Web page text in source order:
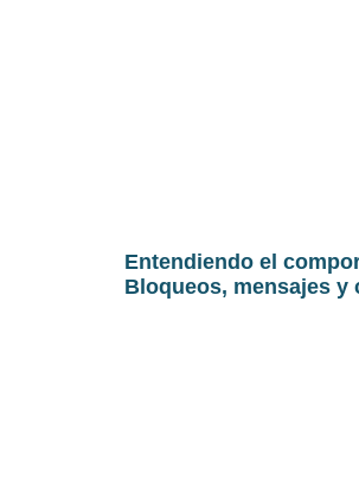
Entendiendo el
Bloqueos, mensajes